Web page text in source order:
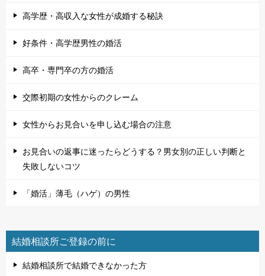
高学歴・高収入な女性が成婚する秘訣
好条件・高学歴男性の婚活
高卒・専門卒の方の婚活
交際初期の女性からのクレーム
女性からお見合いを申し込む場合の注意
お見合いの返事に迷ったらどうする？男女別の正しい判断と
失敗しないコツ
「婚活」薄毛（ハゲ）の男性
結婚相談所ご登録の前に
結婚相談所で結婚できなかった方